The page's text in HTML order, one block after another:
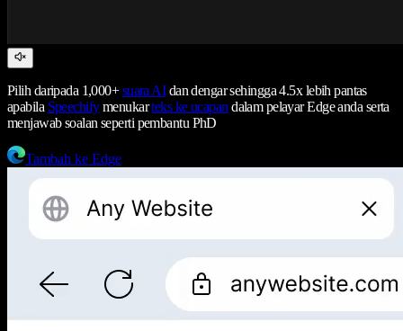
Pilih daripada 1,000+suara AIdan dengar sehingga 4.5x lebih pantas
apabila Speechifymenukarteks ke ucapan dalam pelayar Edge anda serta
menjawab soalan seperti pembantu PhD
Tambah ke Edge